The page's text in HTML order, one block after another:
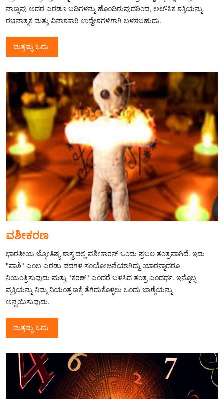
ನಾಣ್ಯವು ಅದರ ಎರಡೂ ಬದಿಗಳನ್ನು ಹೊಂದಿರುವುದರಿಂದ, ಅಲೌಕಿಕ ಶಕ್ತಿಯನ್ನು
ರಚನಾತ್ಮಕ ಮತ್ತು ವಿನಾಶಕಾರಿ ಉದ್ದೇಶಗಳಿಗಾಗಿ ಬಳಸಬಹುದು.
ಮತ್ತಷ್ಟು ಓದು
ವಶೀಕರಣ
ಭಾರತೀಯ ಜ್ಯೋತಿಷ್ಯ ಶಾಸ್ತ್ರದಲ್ಲಿ ವಶೀಕಾರನ್ ಒಂದು ಪ್ರಬಲ ತಂತ್ರವಾಗಿದೆ. ಇದು
"ವಾಶಿ" ಎಂಬ ಎರಡು ಪದಗಳ ಸಂಯೋಜನೆಯಾಗಿದ್ದು ಯಾರನ್ನಾದರೂ
ನಿಯಂತ್ರಿಸುವುದು ಮತ್ತು "ಕರಣ್" ಎಂದರೆ ಬಳಸಿದ ತಂತ್ರ ಎಂದರ್ಥ. ಇನ್ನೊಬ್ಬ
ವ್ಯಕ್ತಿಯನ್ನು ನಿಮ್ಮ ನಿಯಂತ್ರಣಕ್ಕೆ ತೆಗೆದುಕೊಳ್ಳಲು ಒಂದು ಜಾಣ್ಮೆಯನ್ನು
ಅನ್ವಯಿಸುವುದು.
ಮತ್ತಷ್ಟು ಓದು